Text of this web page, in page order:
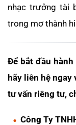
nhạc trưởng tài
trong mơ thành
Để bắt đầu
hãy liên hệ
tư vấn riêng tư,
Công Ty